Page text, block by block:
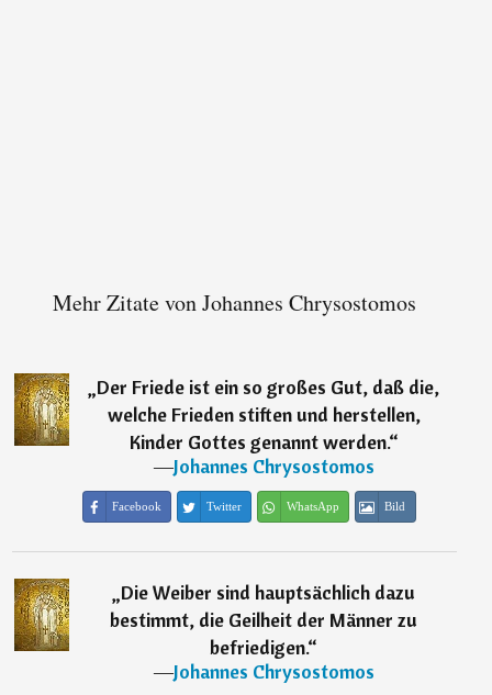
Mehr Zitate von Johannes Chrysostomos
„Der Friede ist ein so großes Gut, daß die,
welche Frieden stiften und herstellen,
Kinder Gottes genannt werden.“
―Johannes Chrysostomos
Facebook Twitter WhatsApp Bild
„Die Weiber sind hauptsächlich dazu
bestimmt, die Geilheit der Männer zu
befriedigen.“
―Johannes Chrysostomos